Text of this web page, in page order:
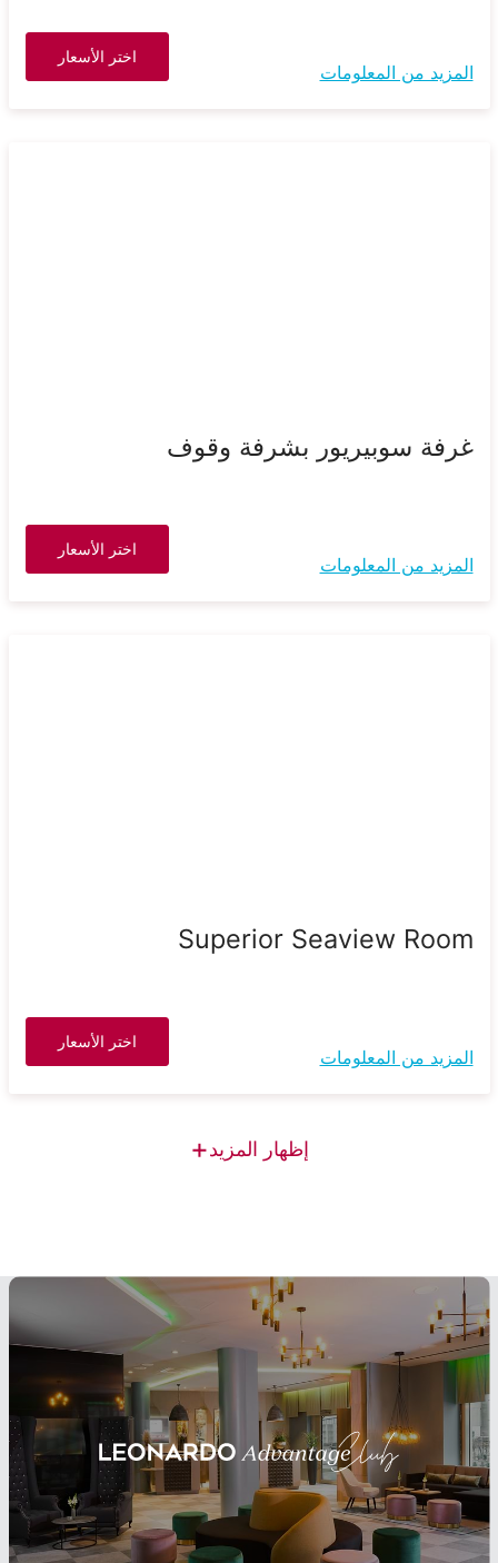
المزيد من المعلومات
اختر الأسعار
غرفة سوبيريور بشرفة وقوف
المزيد من المعلومات
اختر الأسعار
Superior Seaview Room
المزيد من المعلومات
اختر الأسعار
إظهار المزيد+